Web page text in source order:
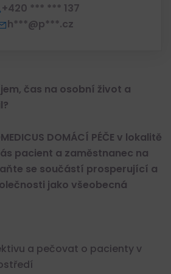
+420 *** *** 137
h***@p***.cz
čas na osobní život a
DOMÁCÍ PÉČE v lokalitě
pacient a zaměstnanec na
se součástí prosperující a
jako všeobecná
a pečovat o pacienty v